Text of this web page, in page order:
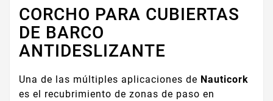
CORCHO PARA CUBIERTAS
DE BARCO
ANTIDESLIZANTE
Una de las múltiples aplicaciones de Nauticork
es el recubrimiento de zonas de paso en